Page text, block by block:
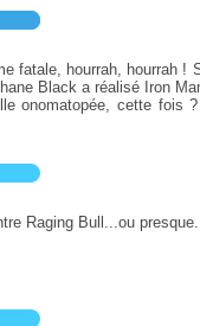
fatale, hourrah, hourrah
Black a réalisé Iron
onomatopée, cette fois
Raging Bull...ou presque.